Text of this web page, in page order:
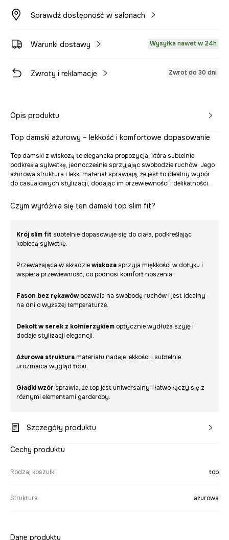
Sprawdź dostępność w salonach
Warunki dostawy Wysyłka nawet w 24h
Zwroty i reklamacje Zwrot do 30 dni
Opis produktu
Top damski ażurowy – lekkość i komfortowe dopasowanie
Top damski z wiskozą to elegancka propozycja, która subtelnie
podkreśla sylwetkę, jednocześnie sprzyjając swobodzie ruchów. Jego
ażurowa struktura i lekki materiał sprawiają, że jest to idealny wybór
do casualowych stylizacji, dodając im przewiewności i delikatności.
Czym wyróżnia się ten damski top slim fit?
Krój slim fit subtelnie dopasowuje się do ciała, podkreślając
kobiecą sylwetkę.
Przeważająca w składziewiskoza sprzyja miękkości w dotyku i
wspiera przewiewność, co podnosi komfort noszenia.
Fason bez rękawówpozwala na swobodę ruchów i jest idealny
na dni o wyższej temperaturze.
Dekolt w serek z kołnierzykiem optycznie wydłuża szyję i
dodaje stylizacji elegancji.
Ażurowa struktura materiału nadaje lekkości i subtelnie
urozmaica wygląd topu.
Gładki wzór sprawia, że top jest uniwersalny i łatwo łączy się z
różnymi elementami garderoby.
Szczegóły produktu
Cechy produktu
Rodzaj koszulki top
Struktura ażurowa
Dane produktu